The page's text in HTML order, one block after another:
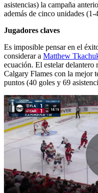
asistencias) la campaña
además de cinco unidades
Jugadores claves
Es imposible pensar en el
considerar a Matthew
ecuación. El estelar delantero
Calgary Flames con la mejor
puntos (40 goles y 69